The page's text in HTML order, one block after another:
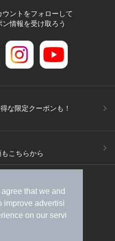
that we and
improve advertisi
on our servi
ントをフォローして
情報を受け取ろう
な限定クーポンも！
こちらから
）
広告出稿のご案内
イルMEMBERS+規約
記
ヘルプ
採用情報